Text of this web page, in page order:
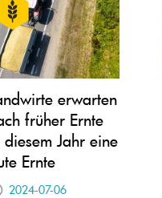
erwarten
früher Ernte
diesem Jahr eine
Ernte
2024-07-06